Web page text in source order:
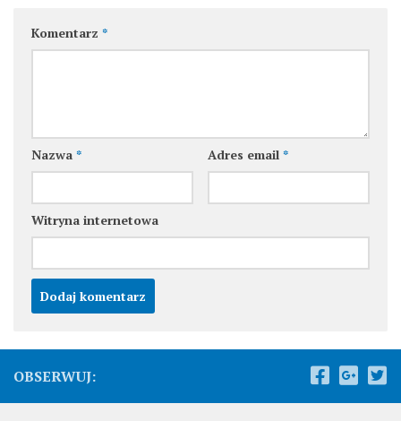
Komentarz *
Nazwa * Adres email *
Witryna internetowa
OBSERWUJ: